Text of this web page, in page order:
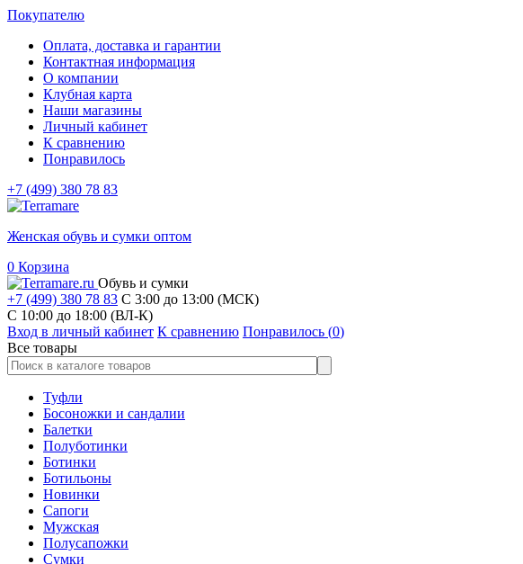
Покупателю
Оплата, доставка и гарантии
Контактная информация
О компании
Клубная карта
Наши магазины
Личный кабинет
К сравнению
Понравилось
+7 (499) 380 78 83
Женская обувь и сумки оптом
0 Корзина
Обувь и сумки
+7 (499) 380 78 83 С 3:00 до 13:00 (МСК)
C 10:00 до 18:00 (ВЛ-К)
Вход в личный кабинет К сравнению Понравилось (0)
Все товары
Туфли
Босоножки и сандалии
Балетки
Полуботинки
Ботинки
Ботильоны
Новинки
Сапоги
Мужская
Полусапожки
Сумки